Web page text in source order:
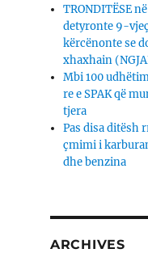
TRONDITËSE
detyronte 9-
kërcënonte se
xhaxhain
Mbi 100
re e SPAK që
tjera
Pas disa ditësh
çmimi i
dhe benzina
ARCHIVES